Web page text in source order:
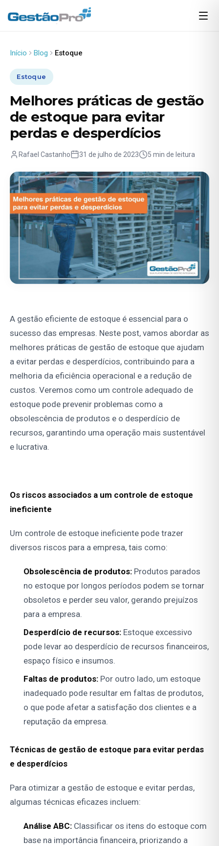
Início Blog Estoque
Estoque
Melhores práticas de gestão
de estoque para evitar
perdas e desperdícios
Rafael Castanho 31 de julho de 2023 5 min de leitura
A gestão eficiente de estoque é essencial para o
sucesso das empresas. Neste post, vamos abordar as
melhores práticas de gestão de estoque que ajudam
a evitar perdas e desperdícios, contribuindo para a
melhoria da eficiência operacional e a redução de
custos. Veremos como um controle adequado de
estoque pode prevenir problemas como a
obsolescência de produtos e o desperdício de
recursos, garantindo uma operação mais sustentável
e lucrativa.
Os riscos associados a um controle de estoque
ineficiente
Um controle de estoque ineficiente pode trazer
diversos riscos para a empresa, tais como:
Obsolescência de produtos: Produtos parados
no estoque por longos períodos podem se tornar
obsoletos e perder seu valor, gerando prejuízos
para a empresa.
Desperdício de recursos: Estoque excessivo
pode levar ao desperdício de recursos financeiros,
espaço físico e insumos.
Faltas de produtos: Por outro lado, um estoque
inadequado pode resultar em faltas de produtos,
o que pode afetar a satisfação dos clientes e a
reputação da empresa.
Técnicas de gestão de estoque para evitar perdas
e desperdícios
Para otimizar a gestão de estoque e evitar perdas,
algumas técnicas eficazes incluem:
Análise ABC: Classificar os itens do estoque com
base na importância financeira, priorizando a